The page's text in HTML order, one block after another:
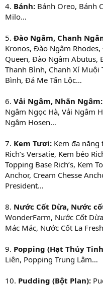
4. Bánh: Bánh Oreo, Bánh
Milo…
5. Đào Ngâm, Chanh
Kronos, Đào Ngâm
Queen, Đào Ngâm Abutus,
Thanh Bình, Chanh Xí Muội
Bình, Đá Me Tấn Lộc…
6. Vải Ngâm, Nhãn Ngâm:
Ngâm Ngọc Hà, Vải Ngâm
Ngâm Hosen…
7. Kem Tươi: Kem đa năng
Rich’s Versatie, Kem béo
Topping Base Rich’s, Kem
Anchor, Cream Chesse
President…
8. Nước Cốt Dừa, Nước
WonderFarm, Nước Cốt
Mác Mác, Nước Cốt La
9. Popping (Hạt Thủy
Liên, Popping Trung Lâm…
10. Pudding (Bột Plan):